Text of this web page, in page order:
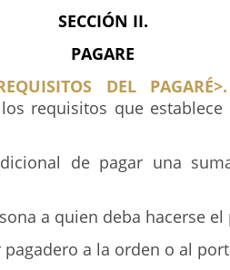
SECCIÓN II.
PAGARE
DEL PAGARÉ>.
requisitos que
de pagar una
a quien deba hacerse el
a la orden o al